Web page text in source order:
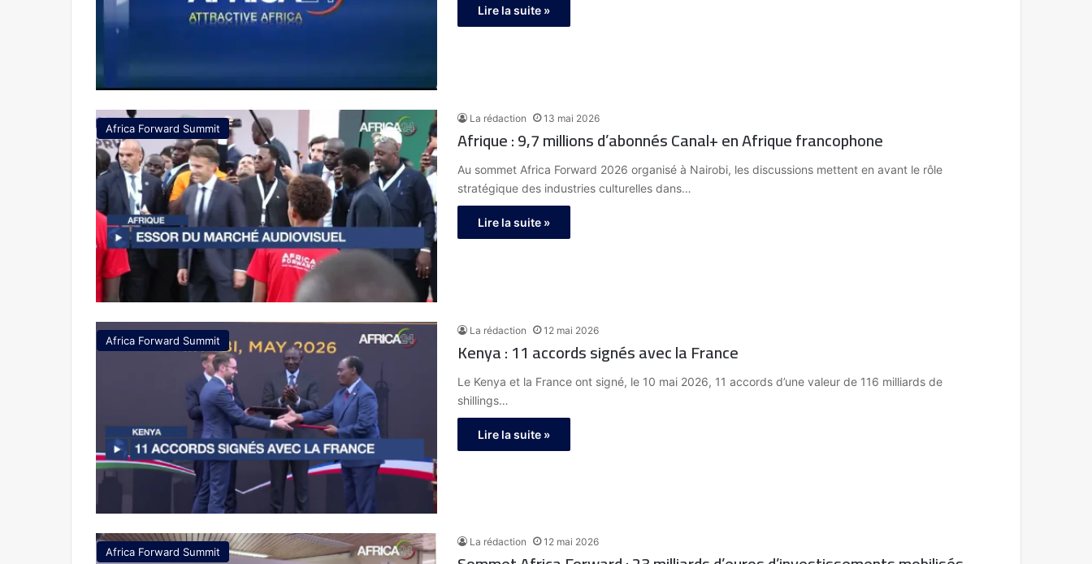
Lire la suite »
Africa Forward Summit
La rédaction 13 mai 2026
Afrique : 9,7 millions d’abonnés Canal+ en Afrique francophone
Au sommet Africa Forward 2026 organisé à Nairobi, les discussions mettent en avant le rôle
stratégique des industries culturelles dans…
Lire la suite »
Africa Forward Summit
La rédaction 12 mai 2026
Kenya : 11 accords signés avec la France
Le Kenya et la France ont signé, le 10 mai 2026, 11 accords d’une valeur de 116 milliards de
shillings…
Lire la suite »
Africa Forward Summit
La rédaction 12 mai 2026